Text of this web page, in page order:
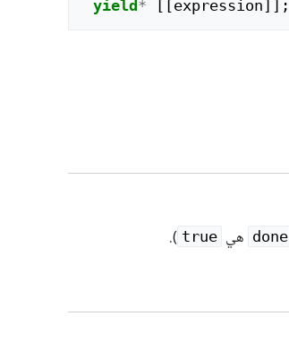
yield* [[expression]];
done هي true
).